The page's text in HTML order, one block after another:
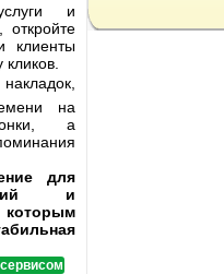
и
откройте
клиенты
на
а
для
и
которым